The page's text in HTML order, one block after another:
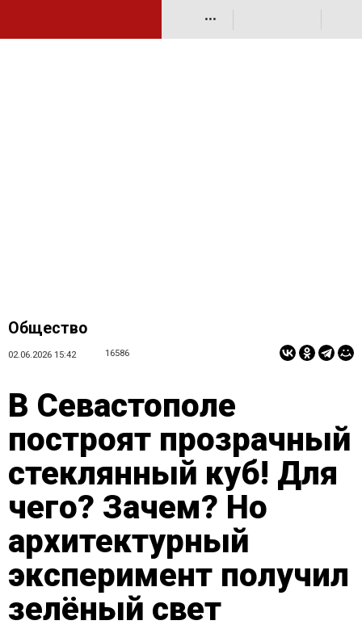
•••
Общество
02.06.2026 15:42 16586
В Севастополе
построят прозрачный
стеклянный куб! Для
чего? Зачем? Но
архитектурный
эксперимент получил
зелёный свет